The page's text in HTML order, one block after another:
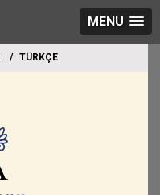
MENU
TÜRKÇE